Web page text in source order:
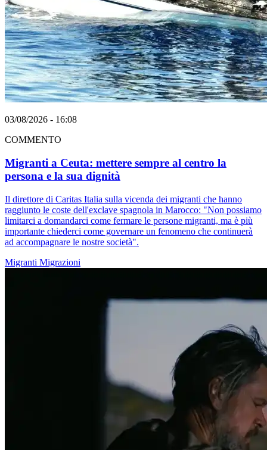
03/08/2026 - 16:08
COMMENTO
Migranti a Ceuta: mettere sempre al centro la
persona e la sua dignità
Il direttore di Caritas Italia sulla vicenda dei migranti che hanno
raggiunto le coste dell'exclave spagnola in Marocco: "Non possiamo
limitarci a domandarci come fermare le persone migranti, ma è più
importante chiederci come governare un fenomeno che continuerà
ad accompagnare le nostre società".
Migranti Migrazioni